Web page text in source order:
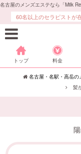
60名以上のセラピストが
トップ 料金
名古屋・名駅・高岳
髪